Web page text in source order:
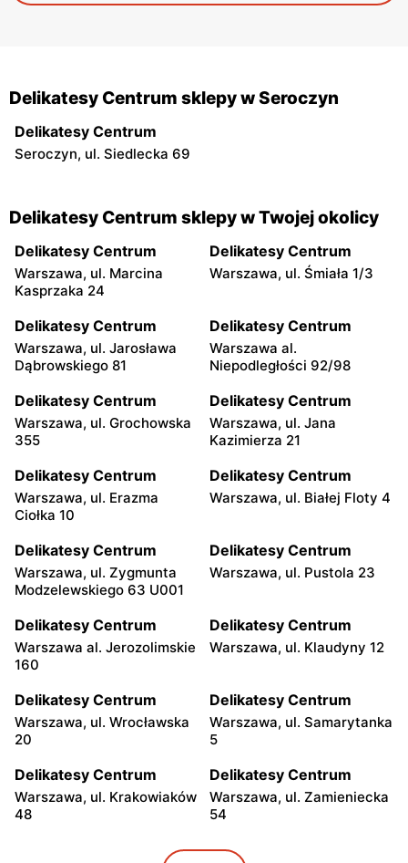
Delikatesy Centrum sklepy w Seroczyn
Delikatesy Centrum
Seroczyn, ul. Siedlecka 69
Delikatesy Centrum sklepy w Twojej okolicy
Delikatesy Centrum
Warszawa, ul. Marcina
Kasprzaka 24
Delikatesy Centrum
Warszawa, ul. Śmiała 1/3
Delikatesy Centrum
Warszawa, ul. Jarosława
Dąbrowskiego 81
Delikatesy Centrum
Warszawa al.
Niepodległości 92/98
Delikatesy Centrum
Warszawa, ul. Grochowska
355
Delikatesy Centrum
Warszawa, ul. Jana
Kazimierza 21
Delikatesy Centrum
Warszawa, ul. Erazma
Ciołka 10
Delikatesy Centrum
Warszawa, ul. Białej Floty 4
Delikatesy Centrum
Warszawa, ul. Zygmunta
Modzelewskiego 63 U001
Delikatesy Centrum
Warszawa, ul. Pustola 23
Delikatesy Centrum
Warszawa al. Jerozolimskie
160
Delikatesy Centrum
Warszawa, ul. Klaudyny 12
Delikatesy Centrum
Warszawa, ul. Wrocławska
20
Delikatesy Centrum
Warszawa, ul. Samarytanka
5
Delikatesy Centrum
Warszawa, ul. Krakowiaków
48
Delikatesy Centrum
Warszawa, ul. Zamieniecka
54
Delikatesy Centrum